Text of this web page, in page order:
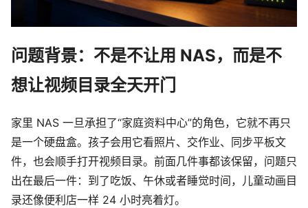
问题背景：不是不让用 NAS，而是不
想让视频目录全天开门
家里 NAS 一旦承担了“家庭资料中心”的角色，它就不再只
是一个硬盘盒。孩子会用它看照片、交作业、同步平板文
件，也会顺手打开视频目录。前面几件事都该保留，问题只
出在最后一件：到了吃饭、午休或者睡觉时间，儿童动画目
录还像便利店一样 24 小时亮着灯。